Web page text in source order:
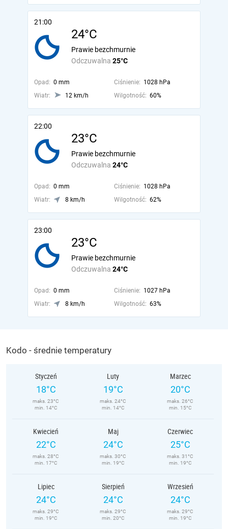
21:00
24°C
Odczuwalna 25°C
Prawie bezchmurnie
Opad: 0 mm Ciśnienie: 1028 hPa
Wiatr:
12 km/h Wilgotność: 60%
22:00
23°C
Odczuwalna 24°C
Prawie bezchmurnie
Opad: 0 mm Ciśnienie: 1028 hPa
Wiatr:
8 km/h Wilgotność: 62%
23:00
23°C
Odczuwalna 24°C
Prawie bezchmurnie
Opad: 0 mm Ciśnienie: 1027 hPa
Wiatr:
8 km/h Wilgotność: 63%
Kodo - średnie temperatury
Styczeń
18°C
maks. 23°C
min. 14°C
Luty
19°C
maks. 24°C
min. 14°C
Marzec
20°C
maks. 26°C
min. 15°C
Kwiecień
22°C
maks. 28°C
min. 17°C
Maj
24°C
maks. 30°C
min. 19°C
Czerwiec
25°C
maks. 31°C
min. 19°C
Lipiec
24°C
maks. 29°C
min. 19°C
Sierpień
24°C
maks. 29°C
min. 20°C
Wrzesień
24°C
maks. 29°C
min. 19°C